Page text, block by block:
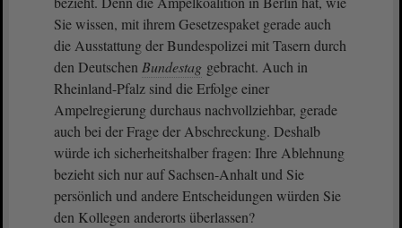
Sie wissen, mit ihrem Gesetzespaket gerade auch
die Ausstattung der Bundespolizei mit Tasern durch
den Deutschen Bundestag gebracht. Auch in
Rheinland-Pfalz sind die Erfolge einer
Ampelregierung durchaus nachvollziehbar, gerade
auch bei der Frage der Abschreckung. Deshalb
würde ich sicherheitshalber fragen: Ihre Ablehnung
bezieht sich nur auf Sachsen-Anhalt und Sie
persönlich und andere Entscheidungen würden Sie
den Kollegen anderorts überlassen?